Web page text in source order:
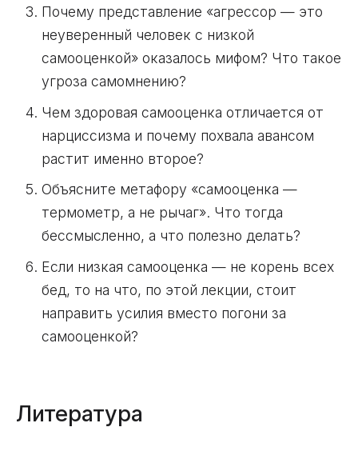
Почему представление «агрессор — это
неуверенный человек с низкой
самооценкой» оказалось мифом? Что такое
угроза самомнению?
Чем здоровая самооценка отличается от
нарциссизма и почему похвала авансом
растит именно второе?
Объясните метафору «самооценка —
термометр, а не рычаг». Что тогда
бессмысленно, а что полезно делать?
Если низкая самооценка — не корень всех
бед, то на что, по этой лекции, стоит
направить усилия вместо погони за
самооценкой?
Литература